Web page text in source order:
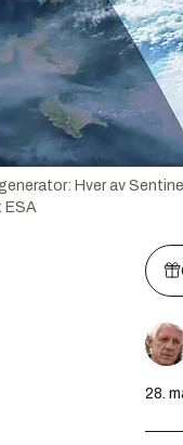
Hver av
ESA
28.